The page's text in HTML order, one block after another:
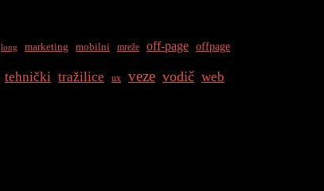
long marketing mobilni mreže off-page offpage
tehnički tražilice ux veze vodič web